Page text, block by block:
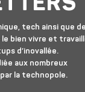
tech ainsi que
bien vivre et
d’inovallée.
aux nombreux
la technopole.